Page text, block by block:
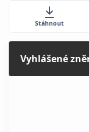
Stáhnout
Vyhlášené